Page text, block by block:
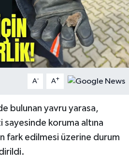
A- A+
bulunan yavru yarasa,
sayesinde koruma altına
fark edilmesi üzerine durum